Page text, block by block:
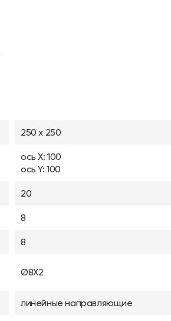
250 х 250
ось X: 100
ось Y: 100
20
8
8
Ø8X2
линейные направляющие